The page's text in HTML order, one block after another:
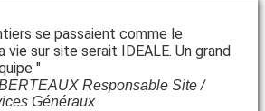
se passaient comme le
vie sur site serait IDEALE. Un grand
"
Responsable Site /
Généraux